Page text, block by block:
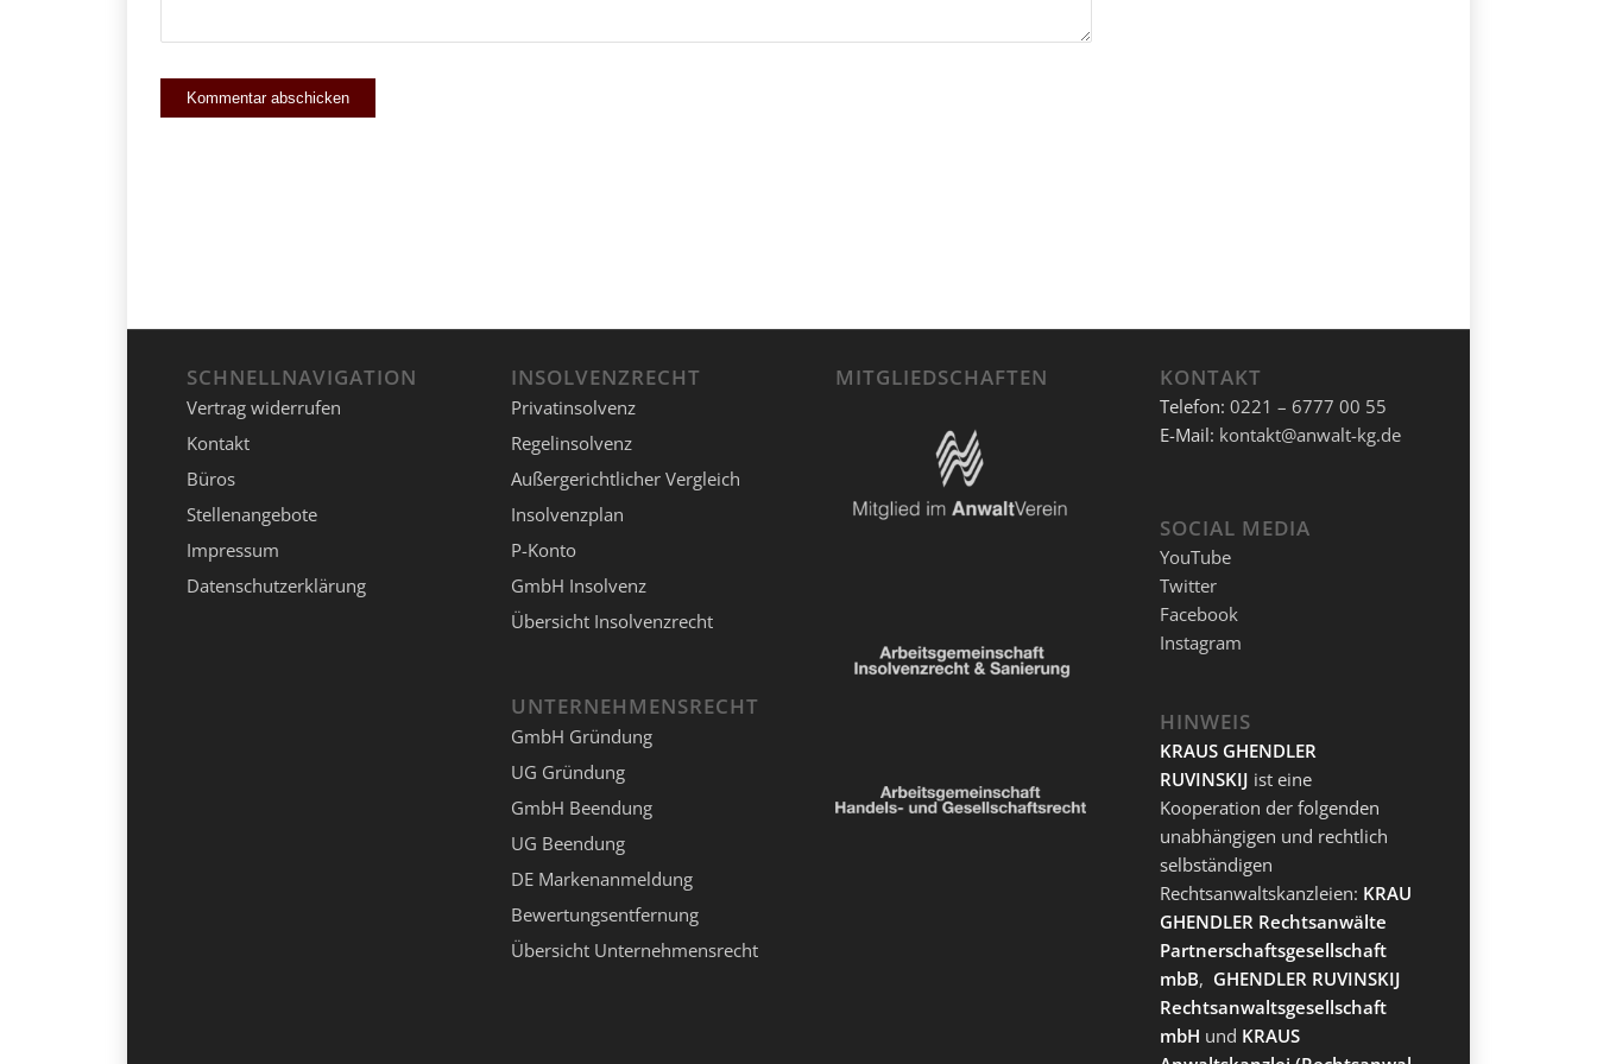
SCHNELLNAVIGATION
Vertrag widerrufen
Kontakt
Büros
Stellenangebote
Impressum
Datenschutzerklärung
INSOLVENZRECHT
Privatinsolvenz
Regelinsolvenz
Außergerichtlicher Vergleich
Insolvenzplan
P-Konto
GmbH Insolvenz
Übersicht Insolvenzrecht
UNTERNEHMENSRECHT
GmbH Gründung
UG Gründung
GmbH Beendung
UG Beendung
DE Markenanmeldung
Bewertungsentfernung
Übersicht Unternehmensrecht
MITGLIEDSCHAFTEN KONTAKT
Telefon: 0221 – 6777 00 55
E-Mail: kontakt@anwalt-kg.de
SOCIAL MEDIA
YouTube
Twitter
Facebook
Instagram
HINWEIS
KRAUS GHENDLER
RUVINSKIJ ist eine
Kooperation der folgenden
unabhängigen und rechtlich
selbständigen
Rechtsanwaltskanzleien: KRAUS
GHENDLER Rechtsanwälte
Partnerschaftsgesellschaft
mbB, GHENDLER RUVINSKIJ
Rechtsanwaltsgesellschaft
mbH und KRAUS